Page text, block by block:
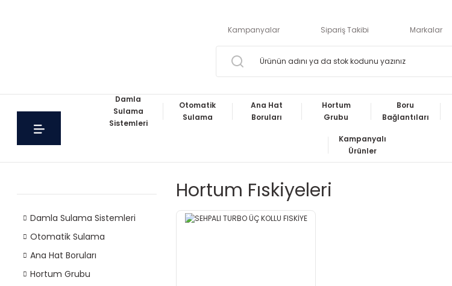
Kampanyalar Sipariş Takibi Markalar
Damla
Sulama
Sistemleri
Otomatik
Sulama
Ana Hat
Boruları
Hortum
Grubu
Boru
Bağlantıları
Kampanyalı
Ürünler
Damla Sulama Sistemleri
Otomatik Sulama
Ana Hat Boruları
Hortum Grubu
Hortum Fıskiyeleri